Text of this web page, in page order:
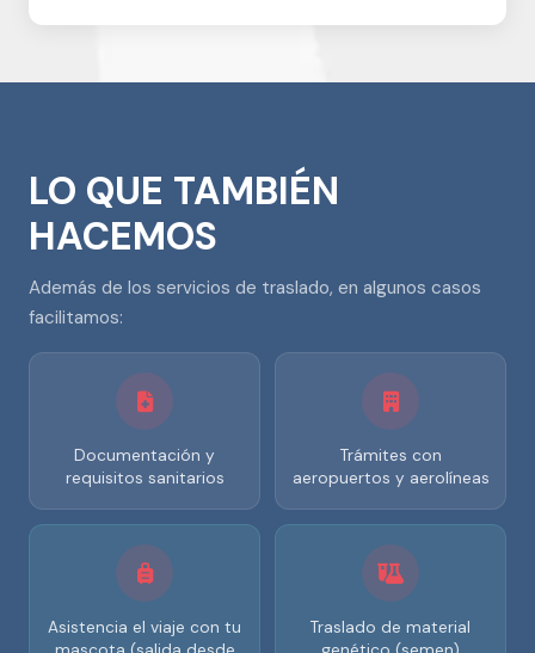
LO QUE TAMBIÉN
HACEMOS
Además de los servicios de traslado, en algunos casos
facilitamos:
Documentación y
requisitos sanitarios
Trámites con
aeropuertos y aerolíneas
Asistencia el viaje con tu
Traslado de material